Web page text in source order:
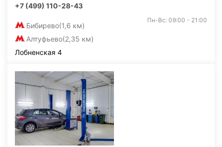
+7 (499) 110-28-43
Бибирево(1,6 км)
Алтуфьево(2,35 км)
Пн-Вс: 09:00 - 21:00
Лобненская 4